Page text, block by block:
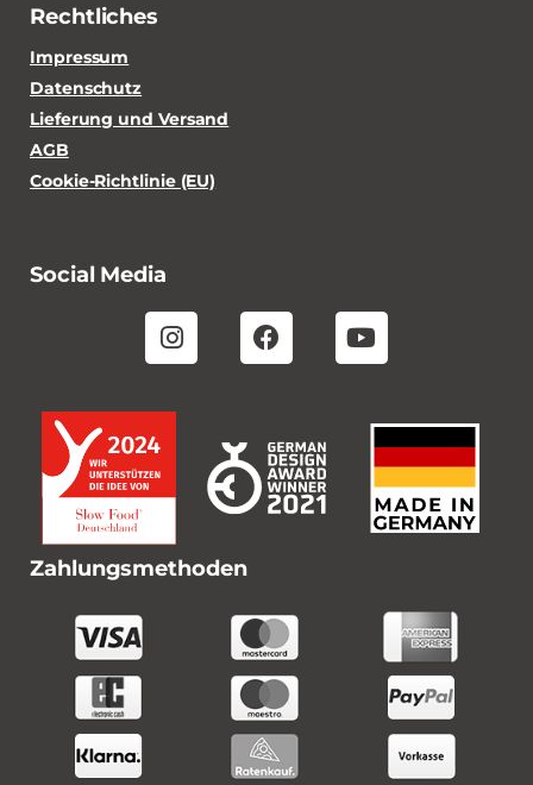
Rechtliches
Impressum
Datenschutz
Lieferung und Versand
AGB
Cookie-Richtlinie (EU)
Social Media
Zahlungsmethoden